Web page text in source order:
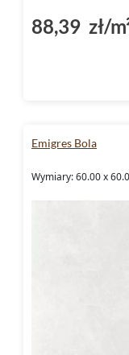
88,39 zł/
Emigres Bola
Wymiary: 60.00 x